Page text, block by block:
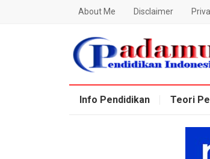
About Me Disclaimer
Blog Padamu
Info Pendidikan
Teori